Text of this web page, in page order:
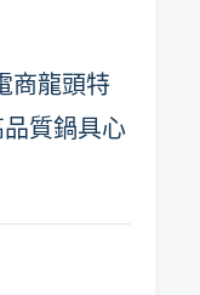
商龍頭特
質鍋具心